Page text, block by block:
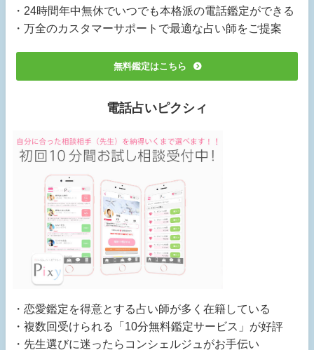
・24時間年中無休でいつでも本格派の電話鑑定ができる
・万全のカスタマーサポートで最適な占い師をご提案
無料鑑定はこちら
電話占いピクシィ
・恋愛鑑定を得意とする占い師が多く在籍している
・複数回受けられる「10分無料鑑定サービス」が好評
・先生選びに迷ったらコンシェルジュがお手伝い